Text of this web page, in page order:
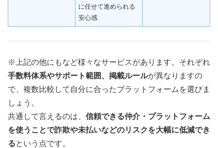
に任せて進められる
安心感
※上記の他にもなど様々なサービスがあります。それぞれ
手数料体系やサポート範囲、掲載ルールが異なりますの
で、複数比較して自分に合ったプラットフォームを選びま
しょう。
共通して言えるのは、 信頼できる仲介・プラットフォーム
を使うことで詐欺や未払いなどのリスクを大幅に低減でき
るという点です。